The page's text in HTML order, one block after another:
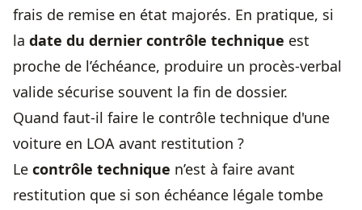
frais de remise en état majorés. En pratique, si
la date du dernier contrôle technique est
proche de l’échéance, produire un procès-verbal
valide sécurise souvent la fin de dossier.
Quand faut-il faire le contrôle technique d'une
voiture en LOA avant restitution ?
Le contrôle technique n’est à faire avant
restitution que si son échéance légale tombe